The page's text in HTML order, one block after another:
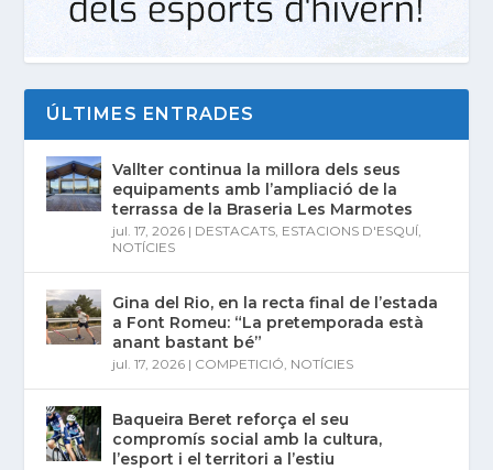
ÚLTIMES ENTRADES
Vallter continua la millora dels seus
equipaments amb l’ampliació de la
terrassa de la Braseria Les Marmotes
jul. 17, 2026 | DESTACATS ESTACIONS D'ESQUÍ
NOTÍCIES
Gina del Rio, en la recta final de l’estada
a Font Romeu: “La pretemporada està
anant bastant bé”
jul. 17, 2026 | COMPETICIÓ NOTÍCIES
Baqueira Beret reforça el seu
compromís social amb la cultura,
l’esport i el territori a l’estiu